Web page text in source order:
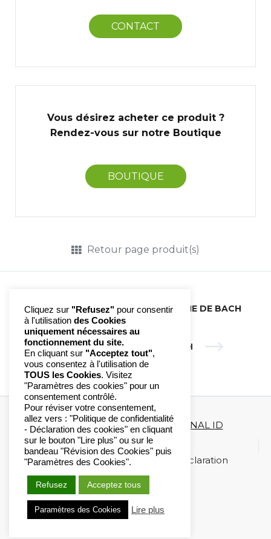
CONTACT
Vous désirez acheter ce produit ?
Rendez-vous sur notre Boutique
BOUTIQUE
Retour page produit(s)
N°36 FOLLE AVOINE | ENERGIE DE BACH
N°38 SAULE | ENERGIE DE BACH
Copyright 2020-2023 ©DIAGONAL ID
Mentions légales
Politique de confidentialité / Déclaration
Cookies
Cliquez sur "Refusez" pour consentir
à l'utilisation des Cookies
uniquement nécessaires au
fonctionnement du site.
En cliquant sur "Acceptez tout",
vous consentez à l'utilisation de
TOUS les Cookies. Visitez
"Paramètres des cookies" pour un
consentement contrôlé.
Pour réviser votre consentement,
allez vers : "Politique de confidentialité
- Déclaration des cookies" en cliquant
sur le bouton "Lire plus" ou sur le
bandeau "Révision des Cookies" puis
"Paramètres des Cookies".
Refusez Acceptez tous
Paramètres des Cookies Lire plus